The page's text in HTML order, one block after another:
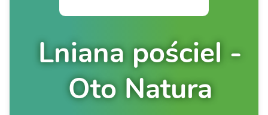
Lniana pościel -
Oto Natura